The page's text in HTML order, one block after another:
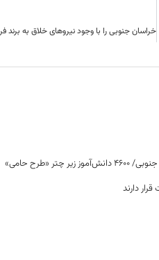
حامی»